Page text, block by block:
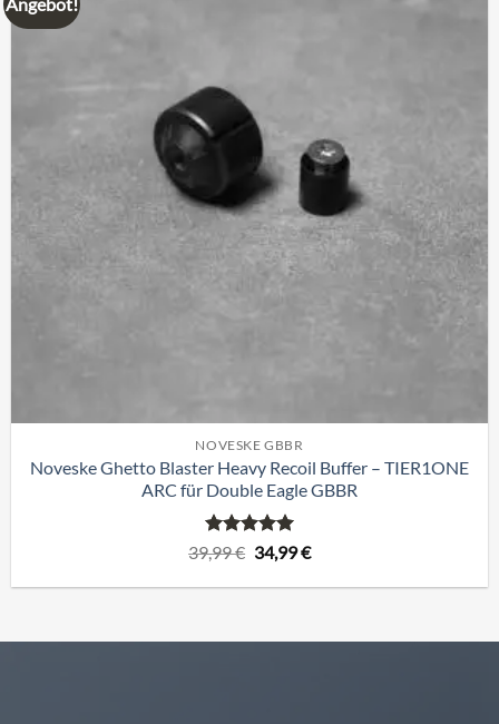
NOVESKE GBBR
Noveske Ghetto Blaster Heavy Recoil Buffer – TIER1ONE
ARC für Double Eagle GBBR
Bewertet
mit
von
5
39,99€ Ursprünglicher
war:
34,99€Aktueller
ist: